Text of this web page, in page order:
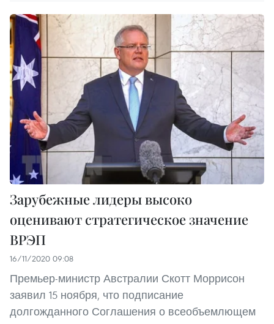
Зарубежные лидеры высоко
оценивают стратегическое значение
ВРЭП
16/11/2020 09:08
Премьер-министр Австралии Скотт Моррисон
заявил 15 ноября, что подписание
долгожданного Соглашения о всеобъемлющем